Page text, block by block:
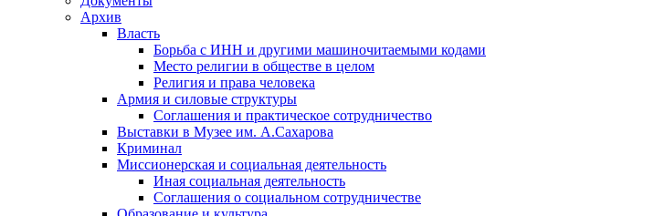
Архив
Власть
Борьба с ИНН и другими машиночитаемыми кодами
Место религии в обществе в целом
Религия и права человека
Армия и силовые структуры
Соглашения и практическое сотрудничество
Выставки в Музее им. А.Сахарова
Криминал
Миссионерская и социальная деятельность
Иная социальная деятельность
Соглашения о социальном сотрудничестве